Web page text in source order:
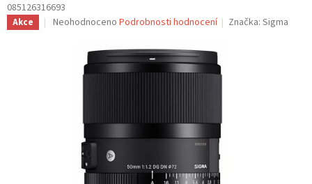
085126316693
Akce
Průměrné
produktu
Neohodnoceno Podrobnosti hodnocení Značka:Sigma